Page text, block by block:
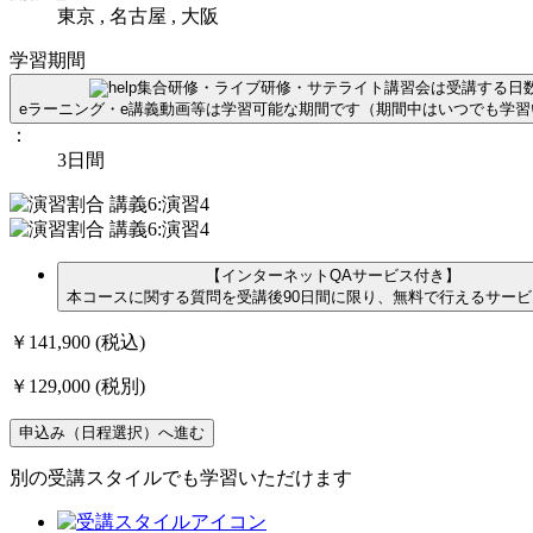
東京 , 名古屋 , 大阪
学習期間
集合研修・ライブ研修・サテライト講習会は受講する日
eラーニング・e講義動画等は学習可能な期間です（期間中はいつでも学習
：
3日間
【インターネットQAサービス付き】
本コースに関する質問を受講後90日間に限り、無料で行えるサービ
￥141,900 (税込)
￥129,000 (税別)
申込み（日程選択）へ進む
別の受講スタイルでも学習いただけます